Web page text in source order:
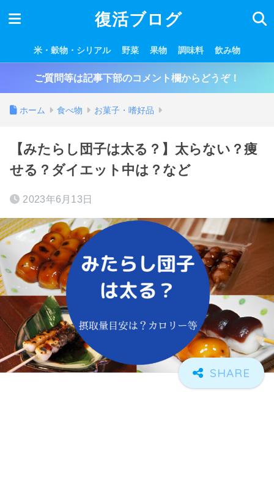
復活ブログ
米・穀物・シリアル 野菜 果物 調味料 飲み物
ご質問等は記事下部のコメント欄からどうぞ！
ホーム 食べ物 お菓子・嗜好品
【みたらし団子は太る？】太らない？痩
せる？ダイエット中は？など
2023年6月13日